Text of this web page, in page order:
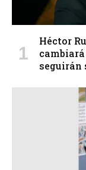
Héctor
seguirán